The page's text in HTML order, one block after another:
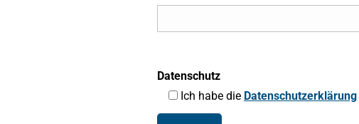
Datenschutz
Ich habe die Datenschutzerklärung